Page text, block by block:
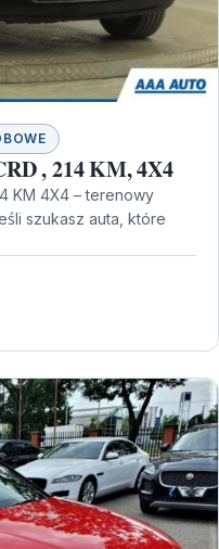
, 214 KM, 4X4
KM 4X4 – terenowy
szukasz auta, które